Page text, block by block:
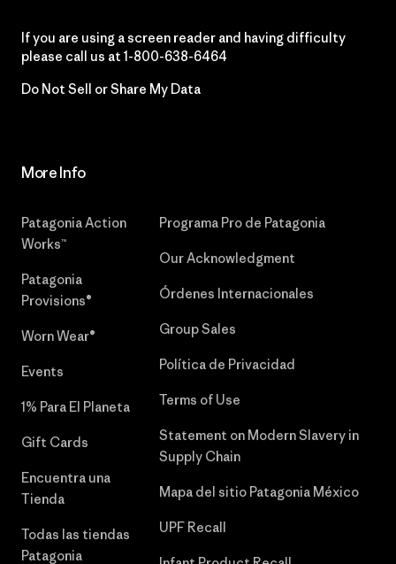
If you are using a screen reader and having difficulty
please call us at 1-800-638-6464
Do Not Sell or Share My Data
More Info
Patagonia Action
Works™
Patagonia
Provisions®
Worn Wear®
Events
1% Para El Planeta
Gift Cards
Encuentra una
Tienda
Todas las tiendas
Patagonia
Programa Pro de Patagonia
Our Acknowledgment
Órdenes Internacionales
Group Sales
Política de Privacidad
Terms of Use
Statement on Modern Slavery in
Supply Chain
Mapa del sitio Patagonia México
UPF Recall